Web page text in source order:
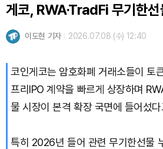
게코, RWA·TradFi 무기한선
이도현 기자 2026.07.08 (수) 12:40
코인게코는 암호화폐 거래소들이 토
프리IPO 계약을 빠르게 상장하며
물 시장이 본격 확장 국면에 들어섰
특히 2026년 들어 관련 무기한선물